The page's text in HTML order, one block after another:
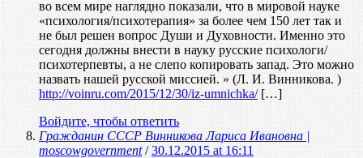
во всем мире наглядно показали, что в мировой науке
«психология/психотерапия» за более чем 150 лет так и
не был решен вопрос Души и Духовности. Именно это
сегодня должны внести в науку русские психологи/
психотерпевты, а не слепо копировать запад. Это можно
назвать нашей русской миссией. » (Л. И. Винникова. )
http://voinru.com/2015/12/30/iz-umnichka/[…]
Войдите, чтобы ответить
Гражданин СССР Винникова Лариса Ивановна |
moscowgovernment/30.12.2015 at 16:11